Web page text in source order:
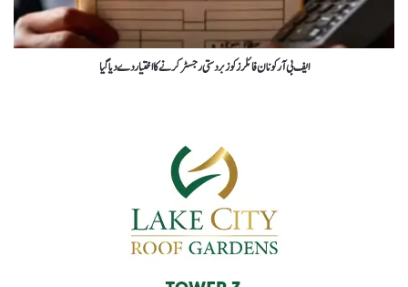
ایف بی آر کو نان فائلرز کو زبردستی رجسٹر کرنے کا اختیار دے دیا گیا